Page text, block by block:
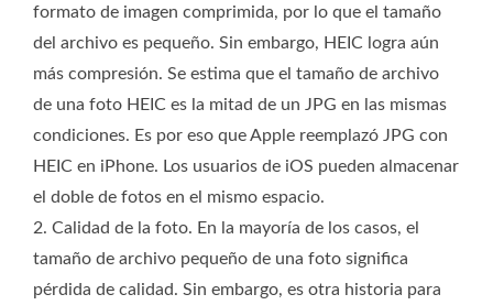
formato de imagen comprimida, por lo que el tamaño
del archivo es pequeño. Sin embargo, HEIC logra aún
más compresión. Se estima que el tamaño de archivo
de una foto HEIC es la mitad de un JPG en las mismas
condiciones. Es por eso que Apple reemplazó JPG con
HEIC en iPhone. Los usuarios de iOS pueden almacenar
el doble de fotos en el mismo espacio.
2. Calidad de la foto. En la mayoría de los casos, el
tamaño de archivo pequeño de una foto significa
pérdida de calidad. Sin embargo, es otra historia para